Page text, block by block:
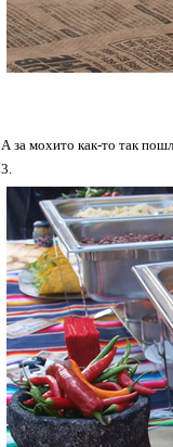
А за мохито как-то так
3.